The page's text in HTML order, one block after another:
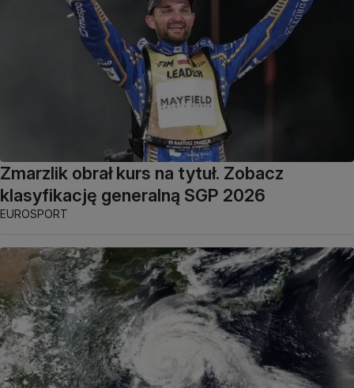
Zmarzlik obrał kurs na tytuł. Zobacz
klasyfikację generalną SGP 2026
EUROSPORT